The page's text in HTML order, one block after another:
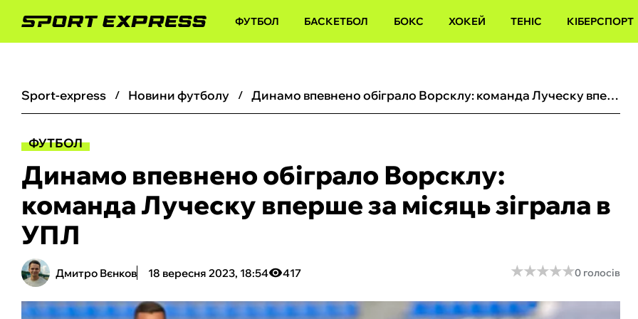
ФУТБОЛ БАСКЕТБОЛ БОКС ХОКЕЙ ТЕНІС КІБЕРСПОРТ
sport-express новини футболу Динамо впевнено обіграло Ворсклу: команда Луческу вперше за місяць зіграла в УПЛ
ФУТБОЛ
Динамо впевнено обіграло Ворсклу:
команда Луческу вперше за місяць зіграла в
УПЛ
Дмитро Вєнков 18 вересня 2023, 18:54 417 ★★★★★
★★★★★0 голосів